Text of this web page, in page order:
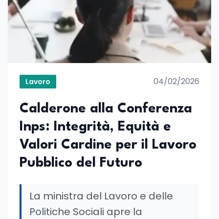
Lavoro 04/02/2026
Calderone alla Conferenza
Inps: Integrità, Equità e
Valori Cardine per il Lavoro
Pubblico del Futuro
La ministra del Lavoro e delle
Politiche Sociali apre la